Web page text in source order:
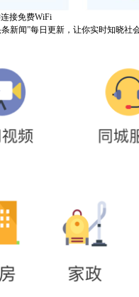
接免费WiFi
闻”每日更新，让你实时知晓社